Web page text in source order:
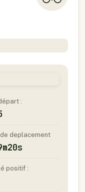
:
deplacement
positif :